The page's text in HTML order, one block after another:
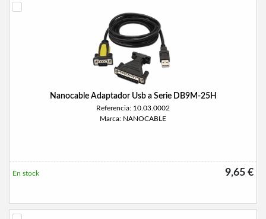
Nanocable Adaptador Usb a Serie DB9M-25H
Referencia: 10.03.0002
Marca: NANOCABLE
9,65 €
En stock